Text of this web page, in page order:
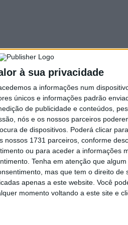
à sua privacidade
a informações num
únicos e informações padrão
de publicidade e conteúdos,
nós e os nossos parceiros
de dispositivos. Poderá clicar
1731 parceiros, conforme
ou para aceder a informações
Tenha em atenção que
mas que tem o direito de
apenas a este website. Você
momento voltando a este site e